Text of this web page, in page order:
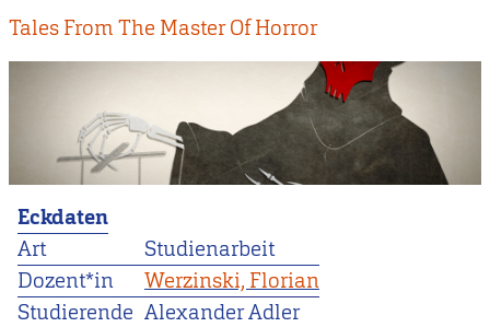
English
main
page
instead.
Tales From The Master Of Horror
Eckdaten
Art
Studienarbeit
Dozent*in
Werzinski, Florian
Studierende Alexander Adler